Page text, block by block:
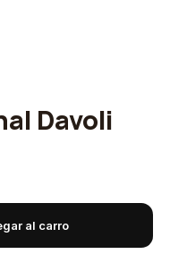
Davoli
al carro